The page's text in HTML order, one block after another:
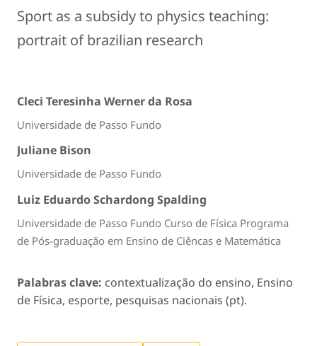
Sport as a subsidy to physics teaching:
portrait of brazilian research
Cleci Teresinha Werner da Rosa
Universidade de Passo Fundo
Juliane Bison
Universidade de Passo Fundo
Luiz Eduardo Schardong Spalding
Universidade de Passo Fundo Curso de Física Programa
de Pós-graduação em Ensino de Ciêncas e Matemática
Palabras clave: contextualização do ensino, Ensino
de Física, esporte, pesquisas nacionais (pt).